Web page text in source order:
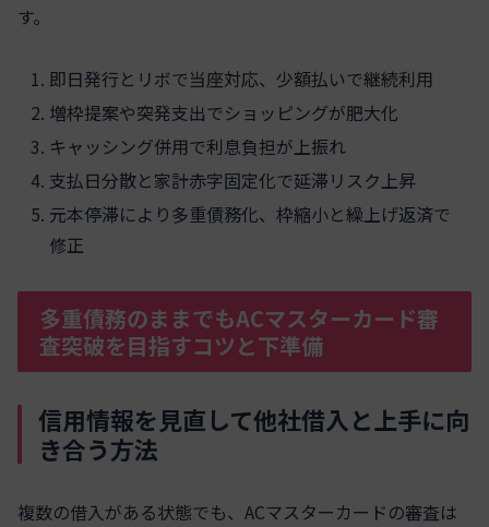
す。
即日発行とリボで当座対応、少額払いで継続利用
増枠提案や突発支出でショッピングが肥大化
キャッシング併用で利息負担が上振れ
支払日分散と家計赤字固定化で延滞リスク上昇
元本停滞により多重債務化、枠縮小と繰上げ返済で
修正
多重債務のままでもACマスターカード審
査突破を目指すコツと下準備
信用情報を見直して他社借入と上手に向
き合う方法
複数の借入がある状態でも、ACマスターカードの審査は